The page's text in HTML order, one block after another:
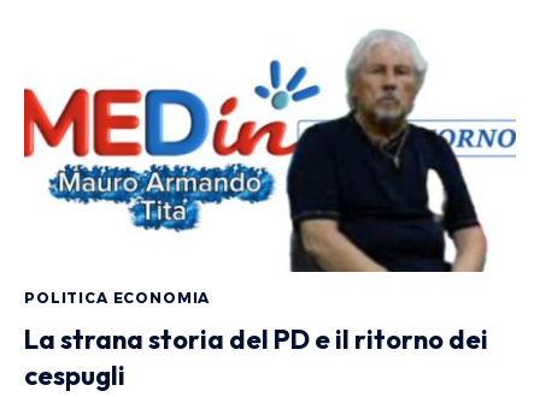
POLITICA ECONOMIA
La strana storia del PD e il ritorno dei
cespugli